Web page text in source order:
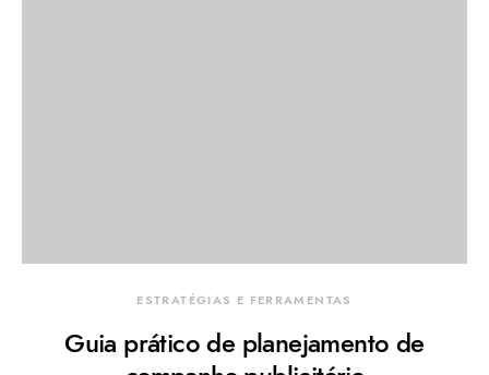
ESTRATÉGIAS E FERRAMENTAS
Guia prático de planejamento de